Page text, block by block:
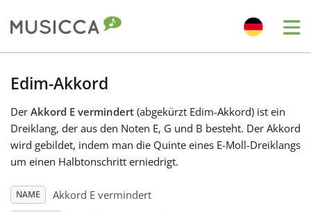
Български
Dansk
Edim-Akkord
Der Akkord E vermindert (abgekürzt Edim-Akkord) ist ein
Dreiklang, der aus den Noten E, G und B besteht. Der Akkord
wird gebildet, indem man die Quinte eines E-Moll-Dreiklangs
um einen Halbtonschritt erniedrigt.
NAME Akkord E vermindert